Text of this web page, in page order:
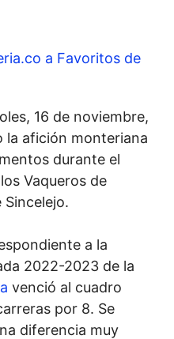
a Favoritos de
16 de noviembre,
la afición monteriana
durante el
Vaqueros de
a la
2022-2023 de la
venció al cuadro
por 8. Se
diferencia muy